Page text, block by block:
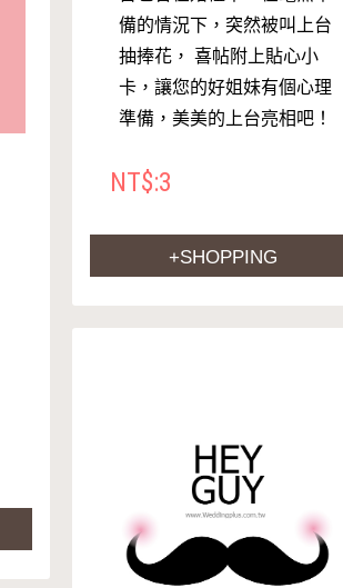
備的情況下，突然被叫上台
抽捧花， 喜帖附上貼心小
卡，讓您的好姐妹有個心理
準備，美美的上台亮相吧！
NT$:3
+SHOPPING